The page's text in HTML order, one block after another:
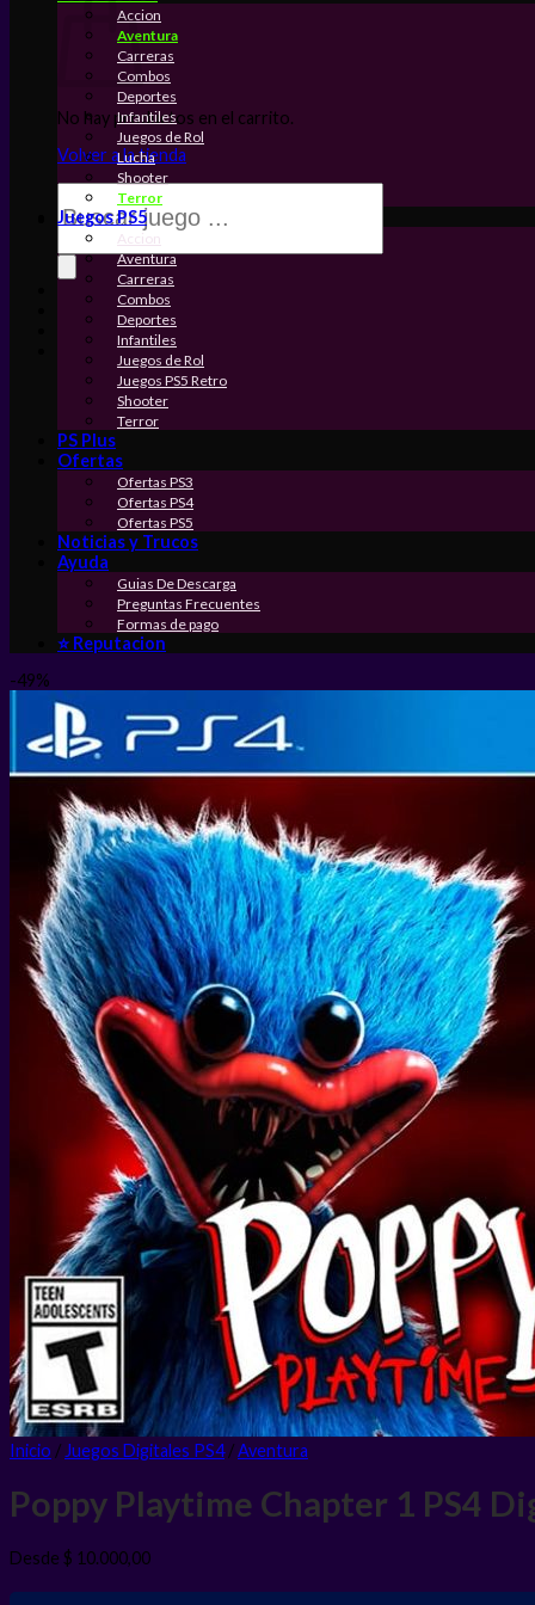
No hay productos en el carrito.
Volver a la tienda
Búsqueda
de
productos
Accion
Aventura
Carreras
Combos
Deportes
Infantiles
Juegos de Rol
Lucha
Shooter
Terror
Juegos PS5
Accion
Aventura
Carreras
Combos
Deportes
Infantiles
Juegos de Rol
Juegos PS5 Retro
Shooter
Terror
PS Plus
Ofertas
Ofertas PS3
Ofertas PS4
Ofertas PS5
Noticias y Trucos
Ayuda
Guias De Descarga
Preguntas Frecuentes
Formas de pago
⭐ Reputacion
-49%
Inicio / Juegos Digitales PS4 /Aventura
Poppy Playtime Chapter 1 PS4
Desde $ 10.000,00